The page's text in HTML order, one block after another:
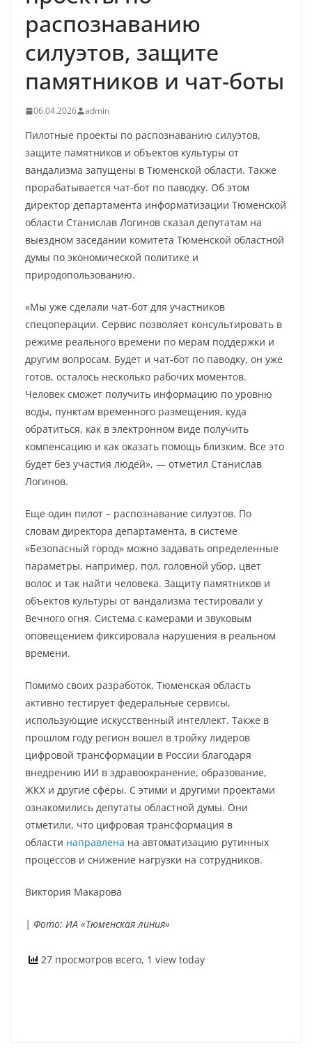
распознаванию
силуэтов, защите
памятников и чат-боты
06.04.2026 admin
Пилотные проекты по распознаванию силуэтов,
защите памятников и объектов культуры от
вандализма запущены в Тюменской области. Также
прорабатывается чат-бот по паводку. Об этом
директор департамента информатизации Тюменской
области Станислав Логинов сказал депутатам на
выездном заседании комитета Тюменской областной
думы по экономической политике и
природопользованию.
«Мы уже сделали чат-бот для участников
спецоперации. Сервис позволяет консультировать в
режиме реального времени по мерам поддержки и
другим вопросам. Будет и чат-бот по паводку, он уже
готов, осталось несколько рабочих моментов.
Человек сможет получить информацию по уровню
воды, пунктам временного размещения, куда
обратиться, как в электронном виде получить
компенсацию и как оказать помощь близким. Все это
будет без участия людей», — отметил Станислав
Логинов.
Еще один пилот – распознавание силуэтов. По
словам директора департамента, в системе
«Безопасный город» можно задавать определенные
параметры, например, пол, головной убор, цвет
волос и так найти человека. Защиту памятников и
объектов культуры от вандализма тестировали у
Вечного огня. Система с камерами и звуковым
оповещением фиксировала нарушения в реальном
времени.
Помимо своих разработок, Тюменская область
активно тестирует федеральные сервисы,
использующие искусственный интеллект. Также в
прошлом году регион вошел в тройку лидеров
цифровой трансформации в России благодаря
внедрению ИИ в здравоохранение, образование,
ЖКХ и другие сферы. С этими и другими проектами
ознакомились депутаты областной думы. Они
отметили, что цифровая трансформация в
области направлена на автоматизацию рутинных
процессов и снижение нагрузки на сотрудников.
Виктория Макарова
| Фото: ИА «Тюменская линия»
27 просмотров всего, 1 view today